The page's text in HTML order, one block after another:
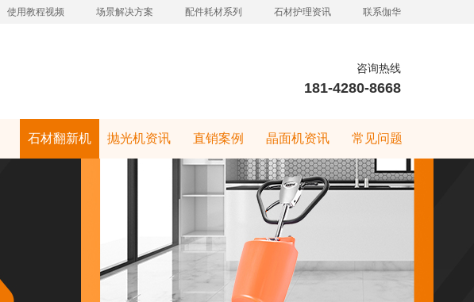
使用教程视频 场景解决方案 配件耗材系列 石材护理资讯 联系伽华
咨询热线
181-4280-8668
石材翻新机 抛光机资讯 直销案例 晶面机资讯 常见问题